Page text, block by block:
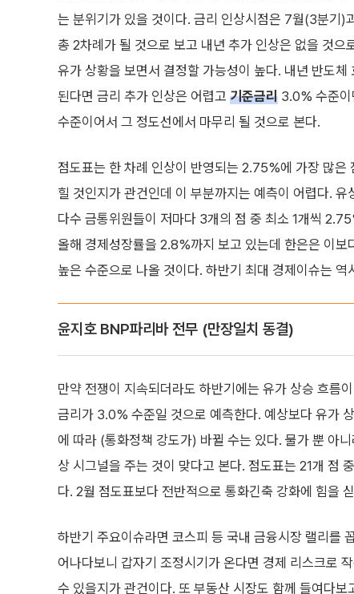
는 분위기가 있을 것이다. 금리 인상시점은 7월(3분기)
총 2차례가 될 것으로 보고 내년 추가 인상은 없을 것으
유가 상황을 보면서 결정할 가능성이 높다. 내년 반도
된다면 금리 추가 인상은 어렵고 기준금리 3.0% 수준이
수준이어서 그 정도선에서 마무리 될 것으로 본다.
점도표는 한 차례 인상이 반영되는 2.75%에 가장 많
힐 것인지가 관건인데 이 부분까지는 예측이 어렵다.
다수 금통위원들이 저마다 3개의 점 중 최소 1개씩
올해 경제성장률을 2.8%까지 보고 있는데 한은은 이
높은 수준으로 나올 것이다. 하반기 최대 경제이슈는
윤지호 BNP파리바 전무 (만장일치 동결)
만약 전쟁이 지속되더라도 하반기에는 유가 상승 흐름
금리가 3.0% 수준일 것으로 예측한다. 예상보다 유가
에 따라 (통화정책 강도가) 바뀔 수는 있다. 물가 뿐 아
상 시그널을 주는 것이 맞다고 본다. 점도표는 21개 점
다. 2월 점도표보다 전반적으로 통화긴축 강화에 힘을
하반기 주요이슈라면 코스피 등 국내 금융시장 랠리를
어나다보니 갑자기 조정시기가 온다면 경제 리스크로
수 있을지가 관건이다. 또 부동산 시장도 함께 들여다